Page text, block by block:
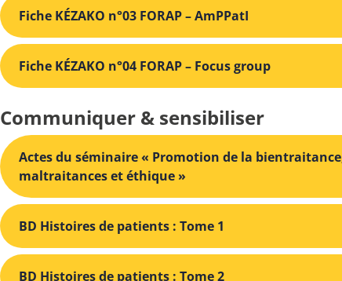
Fiche KÉZAKO n°03 FORAP – AmPPatI
Fiche KÉZAKO n°04 FORAP – Focus group
Communiquer & sensibiliser
Actes du séminaire « Promotion de la
maltraitances et éthique »
BD Histoires de patients : Tome 1
BD Histoires de patients : Tome 2